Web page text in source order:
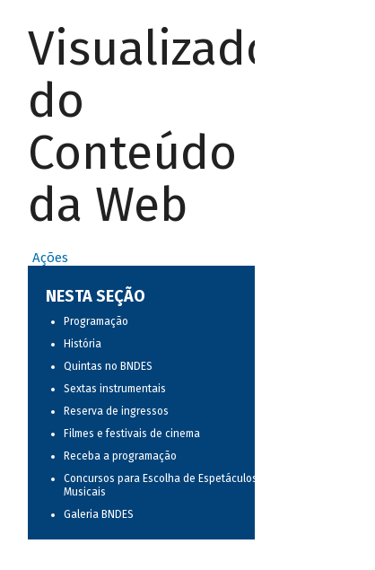
Visualizador
do
Conteúdo
da Web
Ações
NESTA SEÇÃO
Programação
História
Quintas no BNDES
Sextas instrumentais
Reserva de ingressos
Filmes e festivais de cinema
Receba a programação
Concursos para Escolha de Espetáculos
Musicais
Galeria BNDES